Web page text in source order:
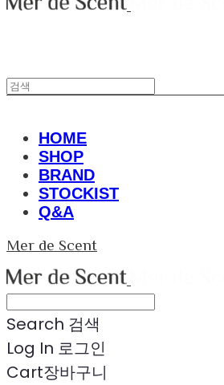
HOME
SHOP
BRAND
STOCKIST
Q&A
Mer de Scent
Search 검색
Log In 로그인
Cart장바구니